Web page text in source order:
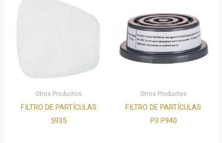
Otros Productos
FILTRO DE PARTÍCULAS
5935
Otros Productos
FILTRO DE PARTÍCULAS
P3 P940